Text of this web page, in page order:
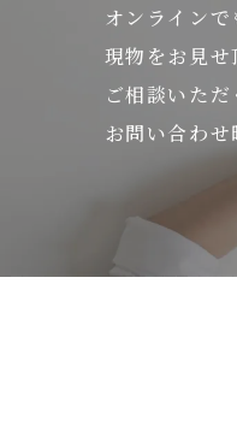
オンライン
現物をお見せ
ご相談いた
お問い合わ